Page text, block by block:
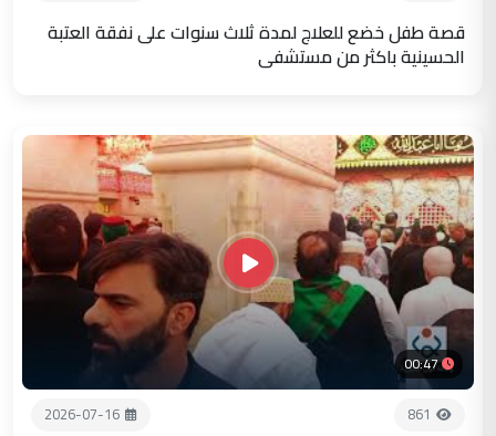
قصة طفل خضع للعلاج لمدة ثلاث سنوات على نفقة العتبة
الحسينية باكثر من مستشفى
00:47
861
2026-07-16